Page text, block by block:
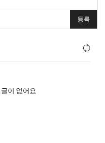
등록
이 없어요